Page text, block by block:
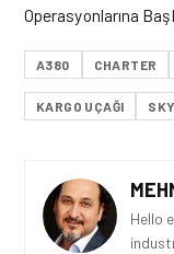
Operasyonlarına
A380 CHARTER
KARGO UÇAĞI
Hello